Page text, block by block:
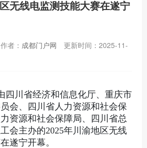
无线电监测技能大赛在遂宁
作者： 成都门户网
更新时间：2025-11-
四川省经济和信息化厅、重庆市
会、四川省人力资源和社会保
资源和社会保障局、四川省总
会主办的2025年川渝地区无线
遂宁开幕。